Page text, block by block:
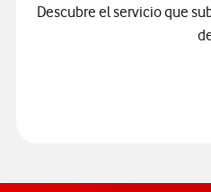
Descubre el servicio que